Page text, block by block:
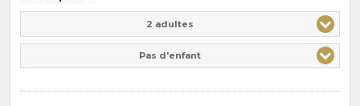
2 adultes
Pas d'enfant